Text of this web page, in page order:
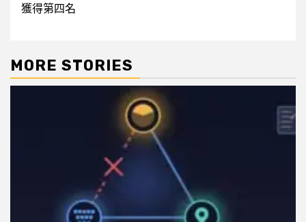
獲得第四名
MORE STORIES